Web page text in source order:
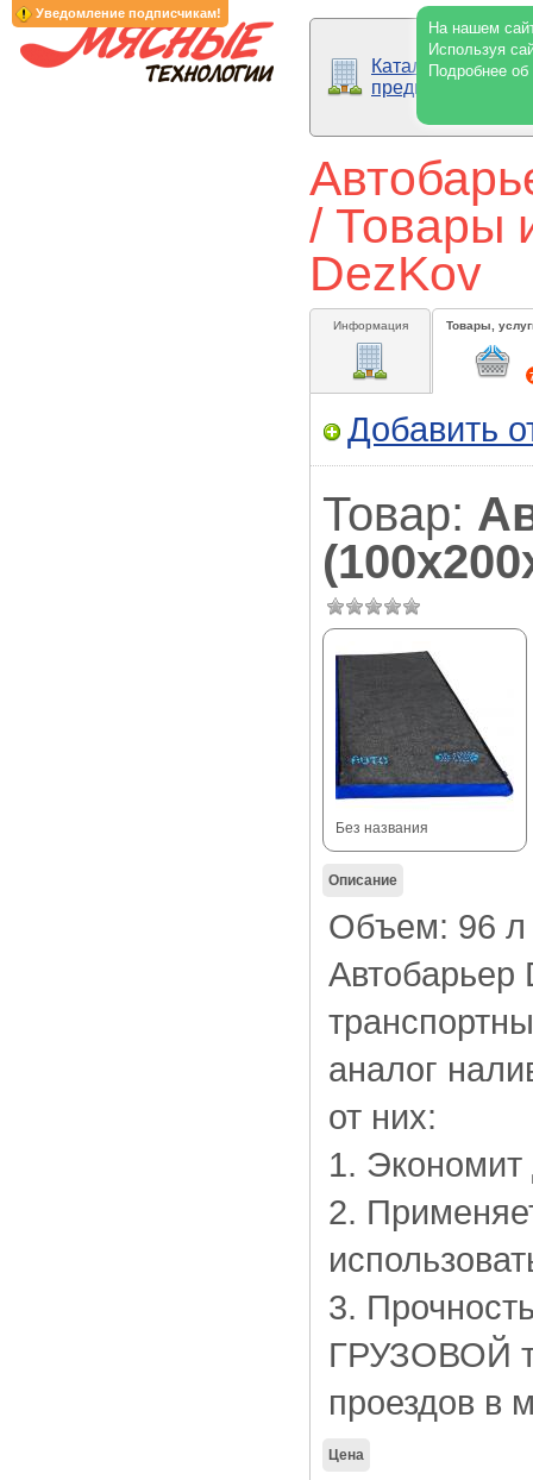
Уведомление подписчикам!
На нашем
Используя
Подробнее
Каталог
предприятий
/ Товары
DezKov
Информация Товары,
Добавить
Товар:
Без названия
Описание
Объем: 96 л
Автобарьер
аналог
от них:
1.
2.
3.
ГРУЗОВОЙ
проездов в
Цена